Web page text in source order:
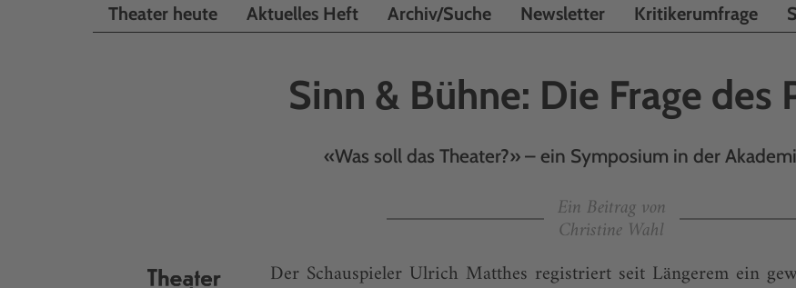
Theater heute Aktuelles Heft Archiv/Suche Newsletter Kritikerumfrage
Sinn & Bühne: Die Frage des
«Was soll das Theater?» – ein Symposium in der
Ein Beitrag von
Christine Wahl
Der Schauspieler Ulrich Matthes registriert seit Längerem ein